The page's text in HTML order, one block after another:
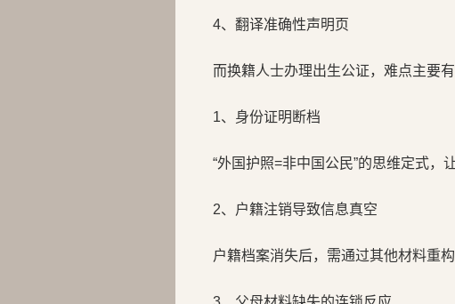
4、翻译准确性声明页
而换籍人士办理出生公证，难点主要有
1、身份证明断档
“外国护照=非中国公民”的思维定式，
2、户籍注销导致信息真空
户籍档案消失后，需通过其他材料重